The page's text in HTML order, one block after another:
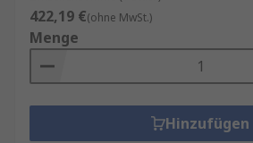
422,19 €(ohne MwSt.)
Menge
Hinzufügen